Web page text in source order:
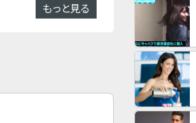
もっと見る